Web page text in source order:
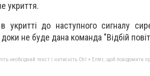
укриття.
укритті до наступного сигналу
не буде дана команда "Відбій
необхідний текст і натисніть Ctrl + Enter, щоб повідомити